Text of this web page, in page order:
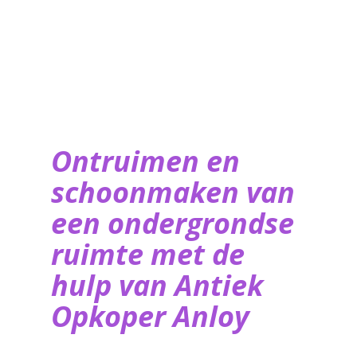
Ontruimen en
schoonmaken van
een ondergrondse
ruimte met de
hulp van ​Antiek
Opkoper Anloy